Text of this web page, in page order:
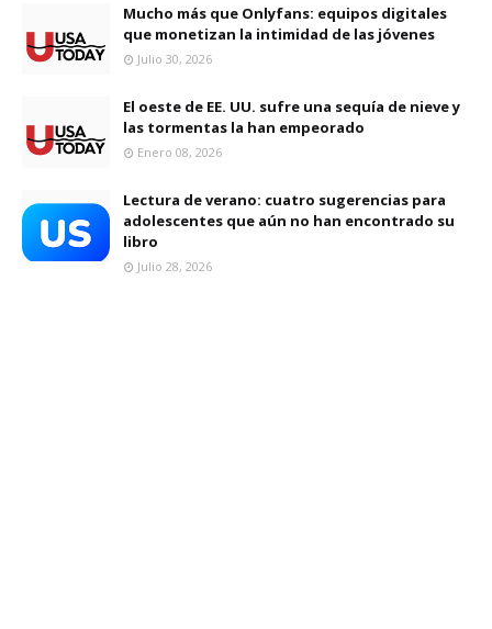
Mucho más que Onlyfans: equipos digitales
que monetizan la intimidad de las jóvenes
Julio 30, 2026
El oeste de EE. UU. sufre una sequía de nieve y
las tormentas la han empeorado
Enero 08, 2026
Lectura de verano: cuatro sugerencias para
adolescentes que aún no han encontrado su
libro
Julio 28, 2026